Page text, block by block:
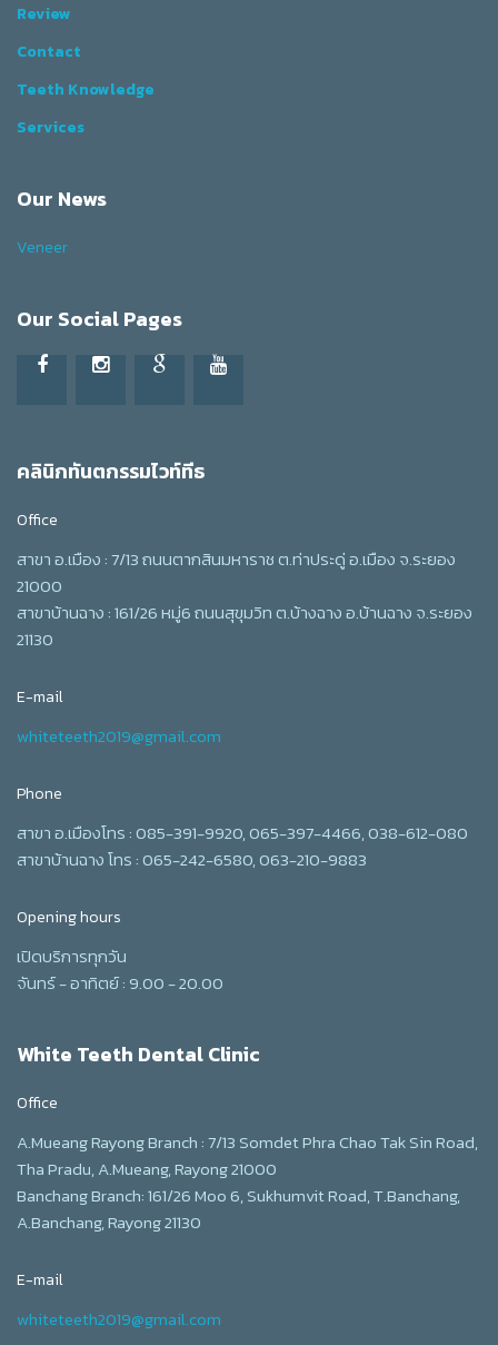
Review
Contact
Teeth Knowledge
Services
Our News
Veneer
Our Social Pages
คลินิกทันตกรรมไวท์ทีธ
Office
สาขา อ.เมือง : 7/13 ถนนตากสินมหาราช ต.ท่าประดู่ อ.เมือง จ.ระยอง
21000
สาขาบ้านฉาง : 161/26 หมู่6 ถนนสุขุมวิท ต.บ้างฉาง อ.บ้านฉาง จ.ระยอง
21130
E-mail
whiteteeth2019@gmail.com
Phone
สาขา อ.เมืองโทร : 085-391-9920, 065-397-4466, 038-612-080
สาขาบ้านฉาง โทร : 065-242-6580, 063-210-9883
Opening hours
เปิดบริการทุกวัน
จันทร์ - อาทิตย์ : 9.00 - 20.00
White Teeth Dental Clinic
Office
A.Mueang Rayong Branch : 7/13 Somdet Phra Chao Tak Sin Road,
Tha Pradu, A.Mueang, Rayong 21000
Banchang Branch: 161/26 Moo 6, Sukhumvit Road, T.Banchang,
A.Banchang, Rayong 21130
E-mail
whiteteeth2019@gmail.com